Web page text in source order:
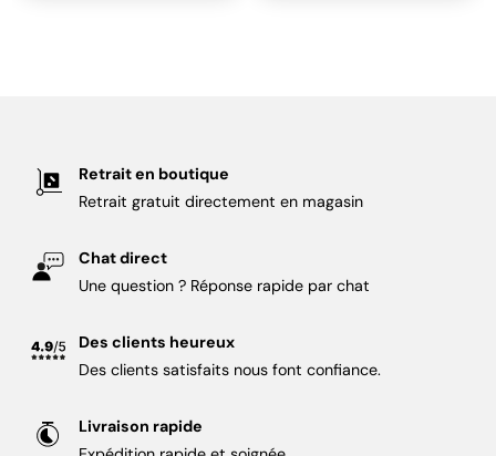
Retrait en boutique
Retrait gratuit directement en magasin
Chat direct
Une question ? Réponse rapide par chat
Des clients heureux
Des clients satisfaits nous font confiance.
Livraison rapide